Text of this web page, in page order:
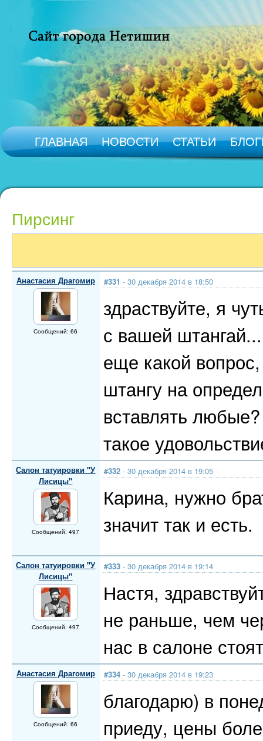
ГЛАВНАЯ НОВОСТИ СТАТЬИ
Пирсинг
Анастасия Драгомир
Сообщений: 66
#331 - 30 декабря 2014 в 18:50
здраствуйте, я
с вашей штангай...
еще какой
штангу на
вставлять
такое
Салон татуировки "У
Лисицы"
Сообщений: 497
#332 - 30 декабря 2014 в 19:05
Карина, нужно
значит так и есть.
Салон татуировки "У
Лисицы"
Сообщений: 497
#333 - 30 декабря 2014 в 19:14
Настя,
не раньше, чем
нас в салоне
Анастасия Драгомир
Сообщений: 66
#334 - 30 декабря 2014 в 19:23
благодарю) в
приеду, цены